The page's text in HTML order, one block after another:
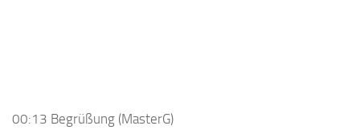
00:13 Begrüßung (MasterG)